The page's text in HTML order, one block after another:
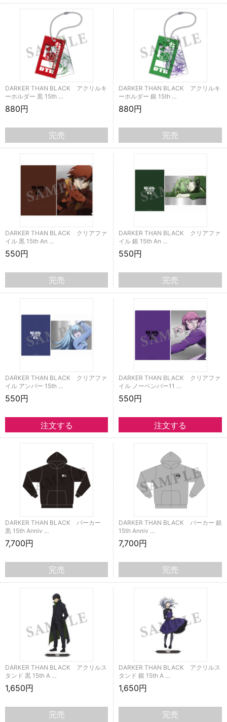
DARKER THAN BLACK アクリルキ
ーホルダー 黒 15th …
880円
完売
DARKER THAN BLACK アクリルキ
ーホルダー 銀 15th …
880円
完売
DARKER THAN BLACK クリアファ
イル 黒 15th An …
550円
完売
DARKER THAN BLACK クリアファ
イル 銀 15th An …
550円
完売
DARKER THAN BLACK クリアファ
イル アンバー 15th …
550円
DARKER THAN BLACK クリアファ
イル ノーベンバー11 …
550円
DARKER THAN BLACK パーカー
黒 15th Anniv …
7,700円
完売
DARKER THAN BLACK パーカー 銀
15th Anniv …
7,700円
完売
DARKER THAN BLACK アクリルス
タンド 黒 15th A …
1,650円
完売
DARKER THAN BLACK アクリルス
タンド 銀 15th A …
1,650円
完売